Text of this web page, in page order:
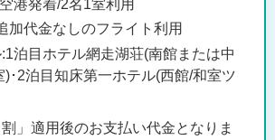
港発着/2名1室利用
加代金なしのフライト利用
泊目ホテル網走湖荘(南館または中
)･2泊目知床第一ホテル(西館/和室ツ
割」適用後のお支払い代金となりま